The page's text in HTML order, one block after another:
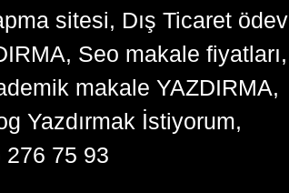
sitesi, Dış Ticaret ödev
Seo makale fiyatları,
makale YAZDIRMA,
Yazdırmak İstiyorum,
75 93